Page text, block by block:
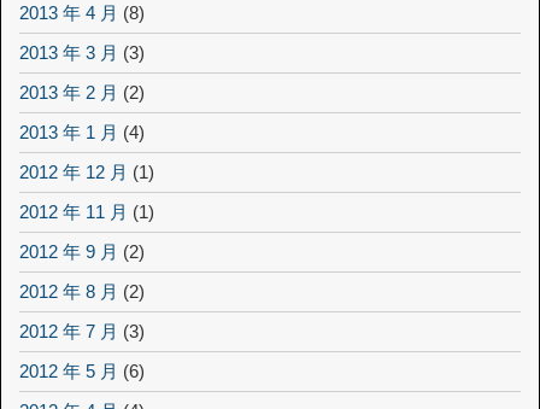
2013 年 4 月 (8)
2013 年 3 月 (3)
2013 年 2 月 (2)
2013 年 1 月 (4)
2012 年 12 月 (1)
2012 年 11 月 (1)
2012 年 9 月 (2)
2012 年 8 月 (2)
2012 年 7 月 (3)
2012 年 5 月 (6)